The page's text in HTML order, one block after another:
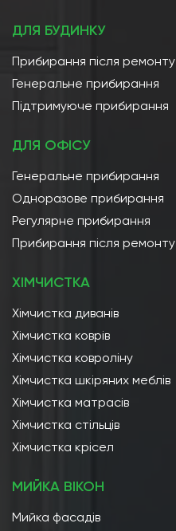
ДЛЯ БУДИНКУ
Прибирання після ремонту
Генеральне прибирання
Підтримуюче прибирання
ДЛЯ ОФІСУ
Генеральне прибирання
Одноразове прибирання
Регулярне прибирання
Прибирання після ремонту
ХІМЧИСТКА
Хімчистка диванів
Хімчистка коврів
Хімчистка ковроліну
Хімчистка шкіряних меблів
Хімчистка матрасів
Хімчистка стільців
Хімчистка крісел
МИЙКА ВІКОН
Мийка фасадів